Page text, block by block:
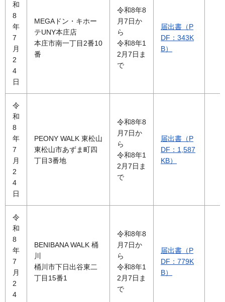
和
8
年
7
月
2
4
日
MEGAドン・キホー
テUNY本庄店
本庄市南一丁目2番10
番
令和8年8
月7日か
ら
令和8年1
2月7日ま
で
届出書（P
DF：343K
B）
令
和
8
年
7
月
2
4
日
PEONY WALK 東松山
東松山市あずま町四
丁目3番地
令和8年8
月7日か
ら
令和8年1
2月7日ま
で
届出書（P
DF：1,587
KB）
令
和
8
年
7
月
2
4
BENIBANA WALK 桶
川
桶川市下日出谷東二
丁目15番1
令和8年8
月7日か
ら
令和8年1
2月7日ま
で
届出書（P
DF：779K
B）